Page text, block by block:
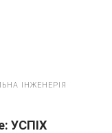
ІНЖЕНЕРІЯ
УСПІХ